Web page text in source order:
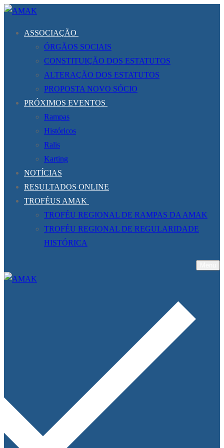
Saltar
conteúdo
Menu
Fechar
ASSOCIAÇÃO
ÓRGÃOS SOCIAIS
CONSTITUIÇÃO DOS ESTATUTOS
ALTERAÇÃO DOS ESTATUTOS
PROPOSTA NOVO SÓCIO
PRÓXIMOS EVENTOS
Rampas
Históricos
Ralis
Karting
NOTÍCIAS
RESULTADOS ONLINE
TROFÉUS AMAK
TROFÉU REGIONAL DE RAMPAS DA AMAK
TROFÉU REGIONAL DE REGULARIDADE
HISTÓRICA